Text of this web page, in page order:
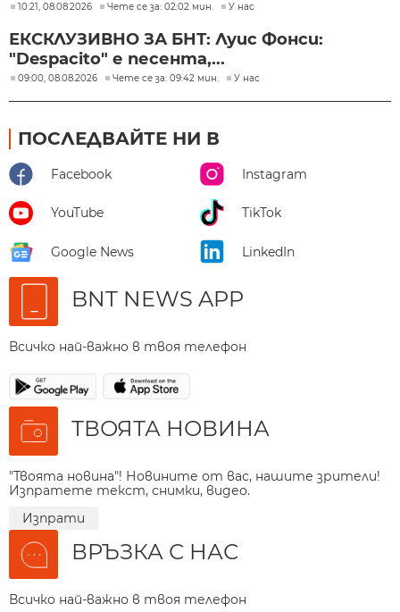
10:21, 08.08.2026 Чете се за: 02:02 мин. У нас
ЕКСКЛУЗИВНО ЗА БНТ: Луис Фонси:
"Despacito" е песента,...
09:00, 08.08.2026 Чете се за: 09:42 мин. У нас
ПОСЛЕДВАЙТЕ НИ В
Facebook Instagram
YouTube TikTok
Google News LinkedIn
BNT NEWS APP
Всичко най-важно в твоя телефон
ТВОЯТА НОВИНА
"Твоята новина"! Новините от вас, нашите зрители!
Изпратете текст, снимки, видео.
Изпрати
ВРЪЗКА С НАС
Всичко най-важно в твоя телефон